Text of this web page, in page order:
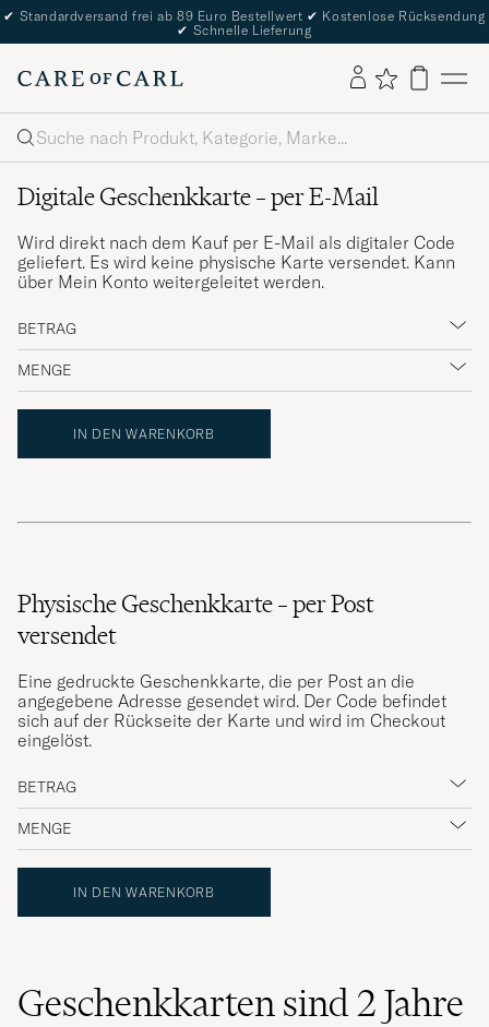
✔ Standardversand frei ab 89 Euro Bestellwert ✔ Kostenlose Rücksendung
✔ Schnelle Lieferung
Suche
Digitale Geschenkkarte – per E-Mail
Wird direkt nach dem Kauf per E-Mail als digitaler Code
geliefert. Es wird keine physische Karte versendet. Kann
über Mein Konto weitergeleitet werden.
IN DEN WARENKORB
Physische Geschenkkarte – per Post
versendet
Eine gedruckte Geschenkkarte, die per Post an die
angegebene Adresse gesendet wird. Der Code befindet
sich auf der Rückseite der Karte und wird im Checkout
eingelöst.
IN DEN WARENKORB
Geschenkkarten sind 2 Jahre